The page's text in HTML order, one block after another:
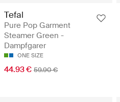
Tefal
Pure Pop Garment
Steamer Green -
Dampfgarer
ONE SIZE
44.93 € 59.90 €